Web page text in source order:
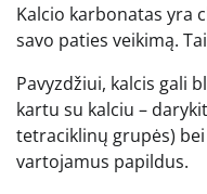
Kalcio karbonatas yra
savo paties veikimą.
Pavyzdžiui, kalcis gali
kartu su kalciu –
tetraciklinų grupės)
vartojamus papildus.